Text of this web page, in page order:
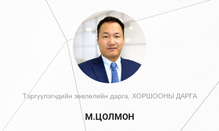
Тэргүүлэгчдийн зөвлөлийн дарга, ХОРШООНЫ ДАРГА
М.ЦОЛМОН